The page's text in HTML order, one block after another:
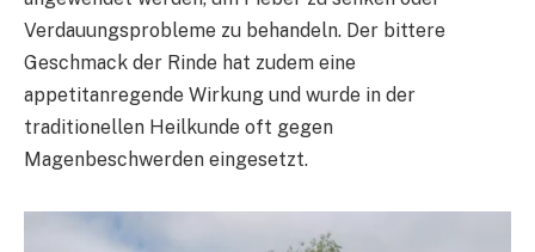
Verdauungsprobleme zu behandeln. Der bittere
Geschmack der Rinde hat zudem eine
appetitanregende Wirkung und wurde in der
traditionellen Heilkunde oft gegen
Magenbeschwerden eingesetzt.